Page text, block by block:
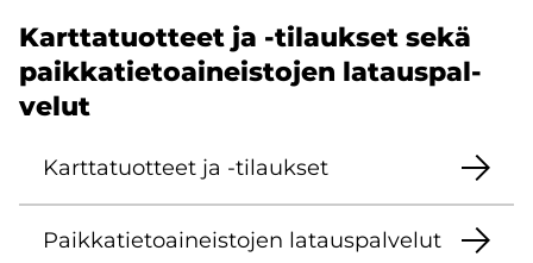
Kart­ta­tuot­teet ja -​tilaukset sekä
paik­ka­tie­toai­neis­to­jen la­taus­pal­
ve­lut
Kart­ta­tuot­teet ja -​tilaukset
Paik­ka­tie­toai­neis­to­jen la­taus­pal­ve­lut